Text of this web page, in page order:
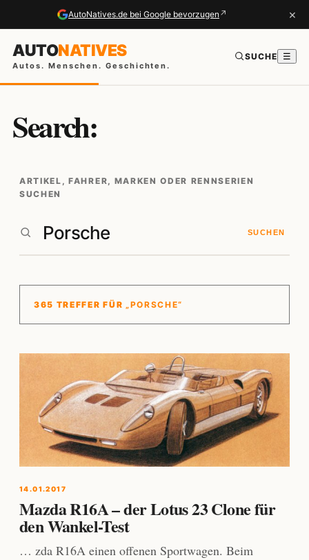
AutoNatives.de bei Google bevorzugen ↗ ×
AUTONATIVES
Autos. Menschen. Geschichten.
SUCHE ☰
Search:
ARTIKEL, FAHRER, MARKEN ODER RENNSERIEN
SUCHEN
SUCHEN
365 TREFFER FÜR „PORSCHE“
14.01.2017
Mazda R16A – der Lotus 23 Clone für
den Wankel-Test
… zda R16A einen offenen Sportwagen. Beim